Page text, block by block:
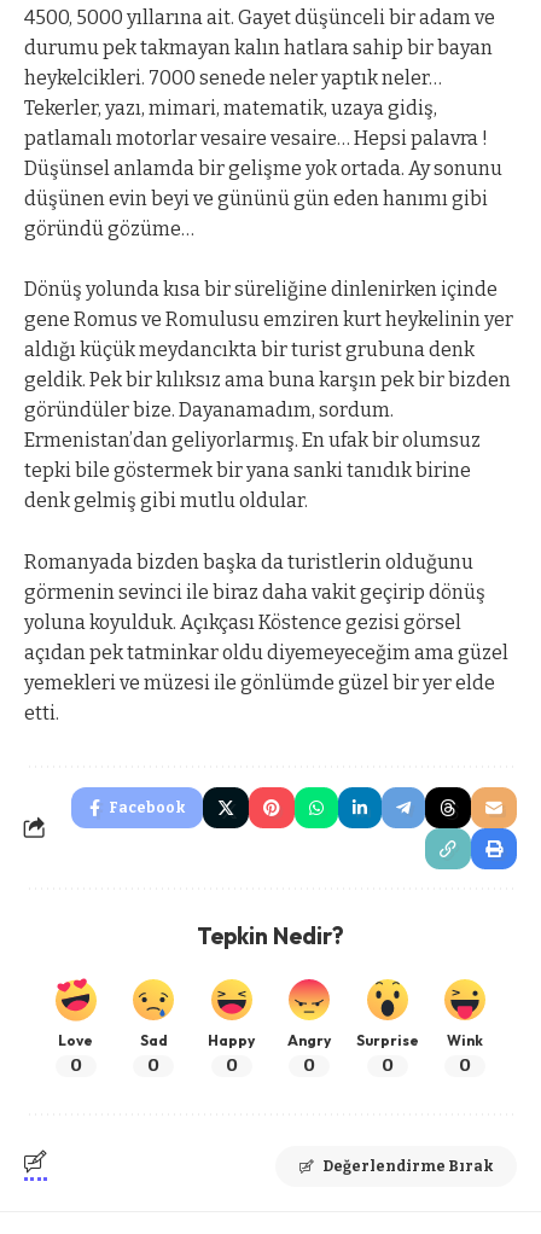
4500, 5000 yıllarına ait. Gayet düşünceli bir adam ve
durumu pek takmayan kalın hatlara sahip bir bayan
heykelcikleri. 7000 senede neler yaptık neler…
Tekerler, yazı, mimari, matematik, uzaya gidiş,
patlamalı motorlar vesaire vesaire… Hepsi palavra !
Düşünsel anlamda bir gelişme yok ortada. Ay sonunu
düşünen evin beyi ve gününü gün eden hanımı gibi
göründü gözüme…
Dönüş yolunda kısa bir süreliğine dinlenirken içinde
gene Romus ve Romulusu emziren kurt heykelinin yer
aldığı küçük meydancıkta bir turist grubuna denk
geldik. Pek bir kılıksız ama buna karşın pek bir bizden
göründüler bize. Dayanamadım, sordum.
Ermenistan’dan geliyorlarmış. En ufak bir olumsuz
tepki bile göstermek bir yana sanki tanıdık birine
denk gelmiş gibi mutlu oldular.
Romanyada bizden başka da turistlerin olduğunu
görmenin sevinci ile biraz daha vakit geçirip dönüş
yoluna koyulduk. Açıkçası Köstence gezisi görsel
açıdan pek tatminkar oldu diyemeyeceğim ama güzel
yemekleri ve müzesi ile gönlümde güzel bir yer elde
etti.
Facebook
Tepkin Nedir?
Love
0
Sad
0
Happy
0
Angry
0
Surprise
0
Wink
0
Değerlendirme Bırak